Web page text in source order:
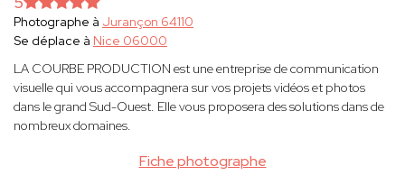
Fiche photographe
Photographe à Jurançon 64110
Se déplace à Nice 06000
LA COURBE PRODUCTION est une entreprise de communication
visuelle qui vous accompagnera sur vos projets vidéos et photos
dans le grand Sud-Ouest. Elle vous proposera des solutions dans de
nombreux domaines.